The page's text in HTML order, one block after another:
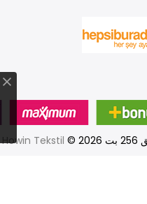
Howin Tekstil